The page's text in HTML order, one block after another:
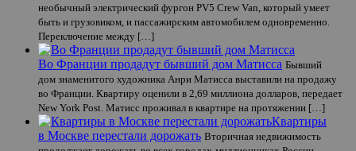
необычный электрический фургон PV5 Crew Van, который умеет
быть и грузовиком, и пассажирским автомобилем одновременно.
Переключение между […]
Во Франции продадут бывший дом Матисса Бывший
дом знаменитого художника Анри Матисса выставили на продажу
во Франции. Квартиру оценили в 2,69 миллиона долларов, передает
New York Post. Матисс проживал в квартире на протяжении […]
Квартиры
в Москве перестали дорожать Вторичная недвижимость